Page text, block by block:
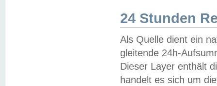
24 Stunden
Als Quelle dient ein
gleitende 24h-
Dieser Layer enthält
handelt es sich um